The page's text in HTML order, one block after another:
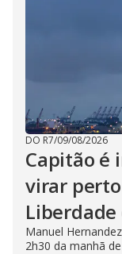
DO R7/09/08/2026
Capitão é
virar
Manuel
2h30 da manhã